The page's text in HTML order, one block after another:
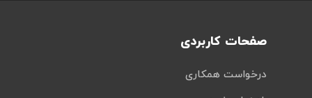
صفحات کاربردی
درخواست همکاری